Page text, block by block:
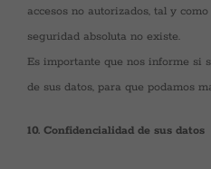
accesos no autorizados, tal y
seguridad absoluta no existe.
Es importante que nos informe si
de sus datos, para que podamos
10. Confidencialidad de sus datos